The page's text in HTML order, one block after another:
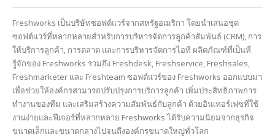
Freshworks เป็นบริษัทซอฟต์แวร์จากสหรัฐอเมริกา โดยนำเสนอชุด
ซอฟต์แวร์ที่หลากหลายสำหรับการบริหารจัดการลูกค้าสัมพันธ์ (CRM), การ
ให้บริการลูกค้า, การตลาด และการบริหารจัดการไอที ผลิตภัณฑ์ที่เป็นที่
รู้จักของ Freshworks รวมถึง Freshdesk, Freshservice, Freshsales,
Freshmarketer และ Freshteam ซอฟต์แวร์ของ Freshworks ออกแบบมา
เพื่อช่วยให้องค์กรสามารถปรับปรุงการบริการลูกค้า เพิ่มประสิทธิภาพการ
ทำงานของทีม และเสริมสร้างความสัมพันธ์กับลูกค้า ด้วยอินเทอร์เฟซที่ใช้
งานง่ายและฟีเจอร์ที่หลากหลาย Freshworks ได้รับความนิยมจากธุรกิจ
ขนาดเล็กและขนาดกลางไปจนถึงองค์กรขนาดใหญ่ทั่วโลก